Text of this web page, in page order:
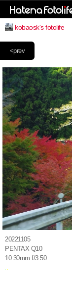
kobaosk's fotolife
<prev
20221105
PENTAX Q10
10.30mm f/3.50